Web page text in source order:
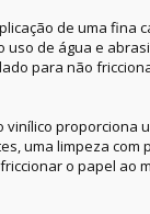
de uma fina
uso de água e
para não
vinílico proporciona
uma limpeza com
o papel ao